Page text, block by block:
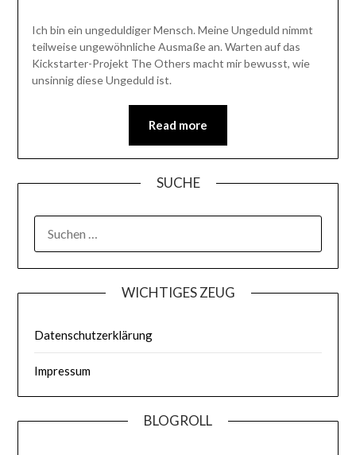
Ich bin ein ungeduldiger Mensch. Meine Ungeduld nimmt
teilweise ungewöhnliche Ausmaße an. Warten auf das
Kickstarter-Projekt The Others macht mir bewusst, wie
unsinnig diese Ungeduld ist.
Read more
SUCHE
WICHTIGES ZEUG
Datenschutzerklärung
Impressum
BLOGROLL